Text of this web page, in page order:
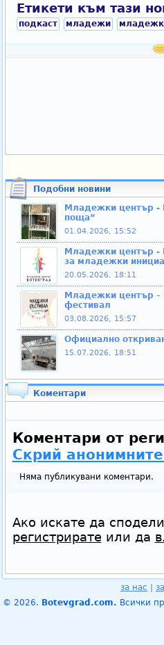
Етикети към тази
подкаст младежи
Подобни новини
Младежки център -
поща“
01.04.2026, 15:52
Младежки център -
за младежки
20.05.2026, 18:11
Младежки център –
фестивал
03.08.2026, 15:57
Официално
15.07.2026, 18:51
Коментари
Коментари от
Скрий
Няма публикувани коментари.
Ако искате да
регистриратеили да
за нас
© 2026. Botevgrad.com. Всички